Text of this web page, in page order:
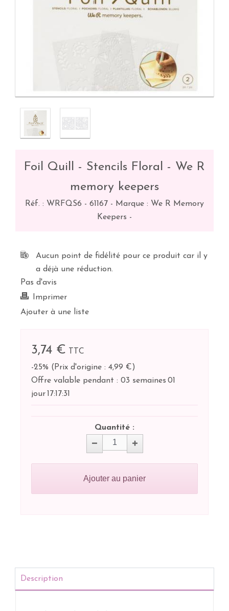
Foil Quill - Stencils Floral - We R
memory keepers
Réf. : WRFQS6 - 61167 - Marque : We R Memory
Keepers -
Aucun point de fidélité pour ce produit car il y
a déjà une réduction.
Pas d'avis
Imprimer
Ajouter à une liste
3,74 €
TTC
-25% ( Prix d'origine : 4,99 €)
Offre valable pendant : 03 semaines 01
jour 17:17:31
Quantité :
Ajouter au panier
Description